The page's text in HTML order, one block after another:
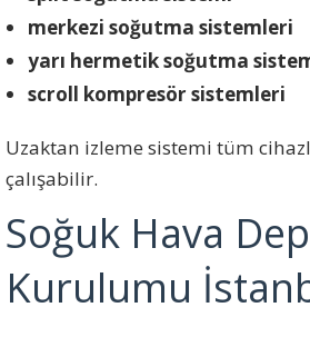
merkezi soğutma sistemleri
yarı hermetik soğutma
scroll kompresör sistemleri
Uzaktan izleme sistemi tüm
çalışabilir.
Soğuk Hava
Kurulumu